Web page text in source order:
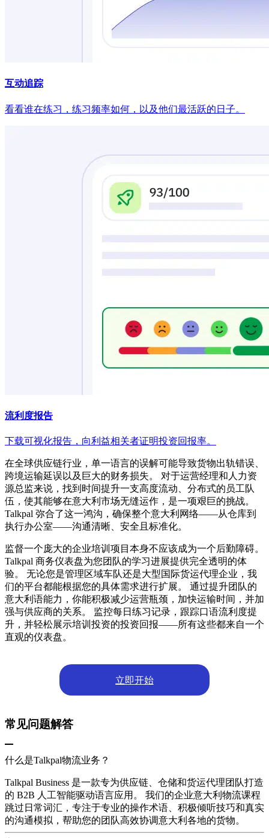
互动追踪
看看谁在练习，练习频率如何，以及他们最活跃的日子。
流利度报告
下载可视化报告，向利益相关者证明投资回报率。
在全球供应链行业，单一语言的误解可能导致货物出轨错误、
跨境运输延误以及巨大的财务损失。 对于运营经理和人力资
源总监来说，找到时间提升一支高度流动、分布式的员工队
伍，使其能够在意大利市场无缝运作，是一项艰巨的挑战。
Talkpal 弥合了这一鸿沟，确保整个意大利网络——从仓库到
执行办公室——沟通清晰、安全且标准化。
监督一个庞大的企业培训项目本身不应该成为一个后勤障碍。
Talkpal 商务仪表盘为您团队的学习进展提供完全透明的体
验。 无论您是管理区域车队还是大型国际货运代理企业，我
们的平台都能根据您的具体需求进行扩展。 通过提升团队的
意大利语能力，你能积极减少运营瓶颈，加快运输时间，并加
强与供应商的关系。 监控每日练习记录，跟踪口语流利度提
升，并轻松展示培训投资的投资回报——所有这些都来自一个
直观的仪表盘。
立即开始
常见问题解答
什么是Talkpal物流业务？
Talkpal Business 是一款专为供应链、仓储和货运代理团队打造
的 B2B 人工智能驱动语言应用。 我们的企业意大利物流课程
跳过日常词汇，专注于专业的操作术语、积极倾听技巧和真实
的沟通模拟，帮助您的团队高效协调意大利各地的货物。